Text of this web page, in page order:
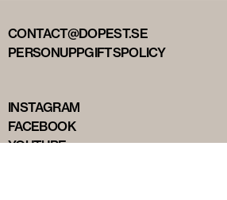
CONTACT@DOPEST.SE
PERSONUPPGIFTSPOLICY
INSTAGRAM
FACEBOOK
YOUTUBE